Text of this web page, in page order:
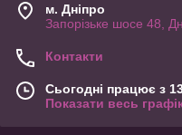
м. Дніпро
Запорізьке шосе 48,
Контакти
Сьогодні працює з
Показати весь